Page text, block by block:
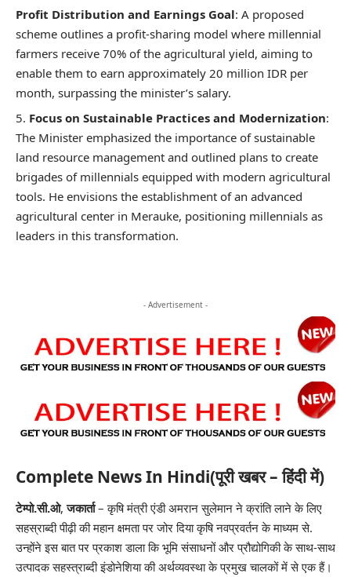
Profit Distribution and Earnings Goal: A proposed
scheme outlines a profit-sharing model where millennial
farmers receive 70% of the agricultural yield, aiming to
enable them to earn approximately 20 million IDR per
month, surpassing the minister’s salary.
Focus on Sustainable Practices and Modernization:
The Minister emphasized the importance of sustainable
land resource management and outlined plans to create
brigades of millennials equipped with modern agricultural
tools. He envisions the establishment of an advanced
agricultural center in Merauke, positioning millennials as
leaders in this transformation.
- Advertisement -
Complete News In Hindi(पूरी खबर – हिंदी में)
टेम्पो.सी.ओ,जकार्ता–कृषि मंत्री एंडी अमरान सुलेमान ने क्रांति लाने के लिए
सहस्राब्दी पीढ़ी की महान क्षमता पर जोर दियाकृषिनवप्रवर्तन के माध्यम से.
उन्होंने इस बात पर प्रकाश डाला कि भूमि संसाधनों और प्रौद्योगिकी के साथ-साथ
उत्पादक सहस्त्राब्दी इंडोनेशिया की अर्थव्यवस्था के प्रमुख चालकों में से एक हैं।